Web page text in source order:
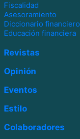
Fiscalidad
Asesoramiento
Diccionario financiero
Educación financiera
Revistas
Opinión
Eventos
Estilo
Colaboradores